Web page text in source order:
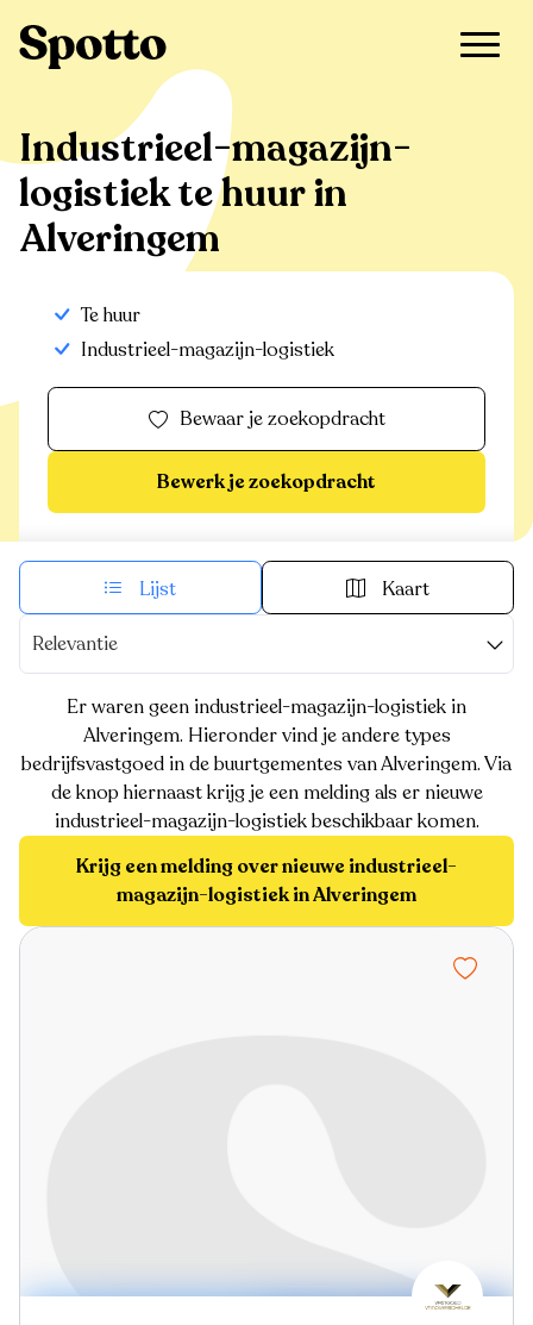
Alveringem
Industrieel-magazijn-
logistiek te huur in
Alveringem
Te huur
Industrieel-magazijn-logistiek
Bewaar je zoekopdracht
Bewerk je zoekopdracht
Lijst Kaart
Relevantie
Er waren geen industrieel-magazijn-logistiek in
Alveringem. Hieronder vind je andere types
bedrijfsvastgoed in de buurtgementes van Alveringem. Via
de knop hiernaast krijg je een melding als er nieuwe
industrieel-magazijn-logistiek beschikbaar komen.
Krijg een melding over nieuwe industrieel-
magazijn-logistiek in Alveringem